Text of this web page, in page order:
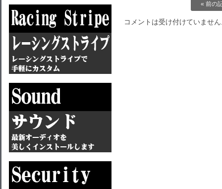
« 前の
コメントは受け付けていませ